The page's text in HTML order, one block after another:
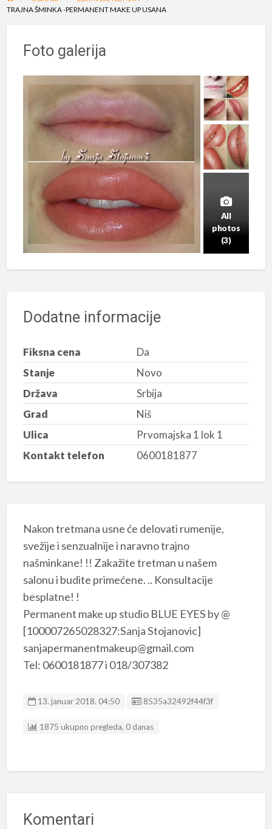
TRAJNA ŠMINKA -PERMANENT MAKE UP USANA
Foto galerija
All
photos
(3)
Dodatne informacije
Fiksna cena
Da
Stanje
Novo
Država
Srbija
Grad
Niš
Ulica
Prvomajska 1 lok 1
Kontakt telefon
0600181877
Nakon tretmana usne će delovati rumenije,
svežije i senzualnije i naravno trajno
našminkane! !! Zakažite tretman u našem
salonu i budite primećene. .. Konsultacije
besplatne! !
Permanent make up studio BLUE EYES by @
[100007265028327:Sanja Stojanovic]
sanjapermanentmakeup@gmail.com
Tel: 0600181877 i 018/307382
13. januar 2018. 04:50 Listing ID
8535a32492f44f3f
1875 ukupno pregleda, 0 danas
Komentari